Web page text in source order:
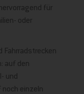
für
oder
Fahrradstrecken
auf den
und
noch einzeln